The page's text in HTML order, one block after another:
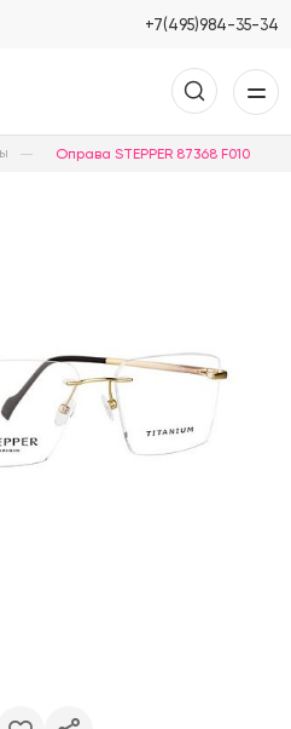
+7(495)984-35-34
Оправа STEPPER 87368 F010